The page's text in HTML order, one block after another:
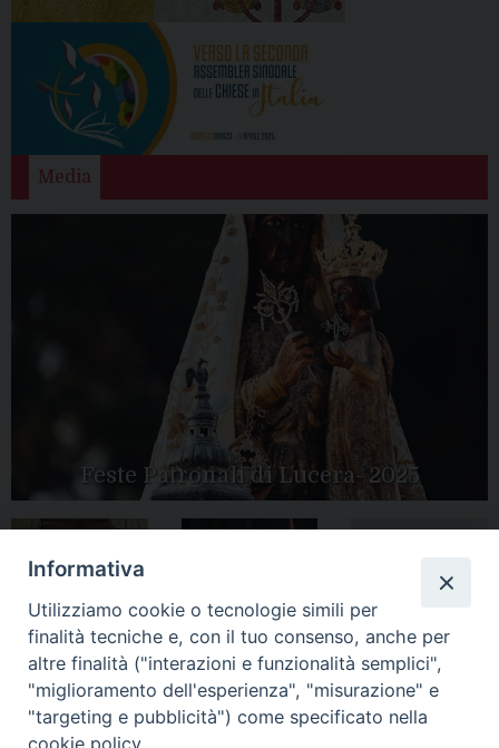
Media
Feste Patronali di Lucera- 2025
Apertura Anno
Giubilare 2025
Mariae in Diocesi
Tutte le gallery
Informativa
Utilizziamo cookie o tecnologie simili per
finalità tecniche e, con il tuo consenso, anche per
altre finalità ("interazioni e funzionalità semplici",
"miglioramento dell'esperienza", "misurazione" e
"targeting e pubblicità") come specificato nella